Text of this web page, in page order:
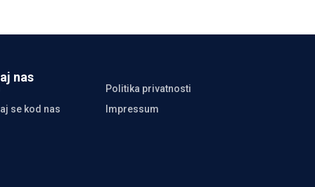
nas
Politika privatnosti
se kod nas
Impressum